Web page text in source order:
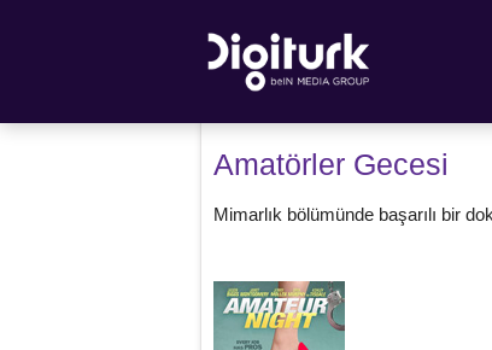
Amatörler Gecesi
Mimarlık bölümünde başarılı bir